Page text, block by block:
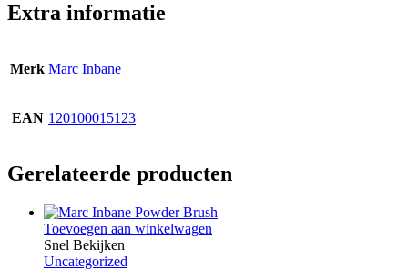
Extra informatie
Merk Marc Inbane
EAN 120100015123
Gerelateerde producten
Toevoegen aan winkelwagen
Snel Bekijken
Uncategorized